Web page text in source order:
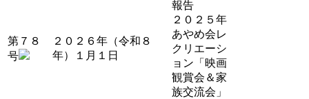
第７８
号
２０２６年（令和８
年）１月１日
報告
２０２５年
あやめ会レ
クリエーシ
ョン「映画
観賞会＆家
族交流会」